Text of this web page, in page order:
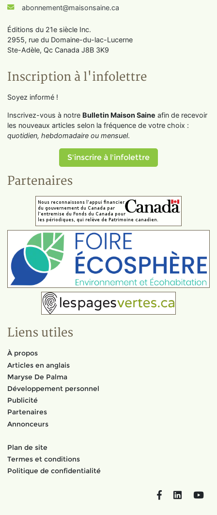
abonnement@maisonsaine.ca
Éditions du 21e siècle Inc.
2955, rue du Domaine-du-lac-Lucerne
Ste-Adèle, Qc Canada J8B 3K9
Inscription à l'infolettre
Soyez informé !
Inscrivez-vous à notre Bulletin Maison Saine afin de recevoir
les nouveaux articles selon la fréquence de votre choix :
quotidien, hebdomadaire ou mensuel.
S'inscrire à l'infolettre
Partenaires
Liens utiles
À propos
Articles en anglais
Maryse De Palma
Développement personnel
Publicité
Partenaires
Annonceurs
Plan de site
Termes et conditions
Politique de confidentialité
FacebookLinkedIn